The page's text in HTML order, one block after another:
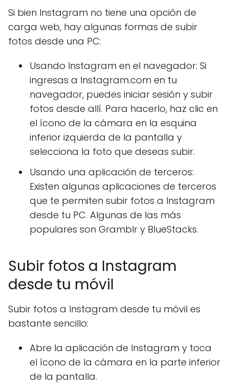
Si bien Instagram no tiene una opción de
carga web, hay algunas formas de subir
fotos desde una PC:
Usando Instagram en el navegador: Si
ingresas a Instagram.com en tu
navegador, puedes iniciar sesión y subir
fotos desde allí. Para hacerlo, haz clic en
el ícono de la cámara en la esquina
inferior izquierda de la pantalla y
selecciona la foto que deseas subir.
Usando una aplicación de terceros:
Existen algunas aplicaciones de terceros
que te permiten subir fotos a Instagram
desde tu PC. Algunas de las más
populares son Gramblr y BlueStacks.
Subir fotos a Instagram
desde tu móvil
Subir fotos a Instagram desde tu móvil es
bastante sencillo:
Abre la aplicación de Instagram y toca
el ícono de la cámara en la parte inferior
de la pantalla.